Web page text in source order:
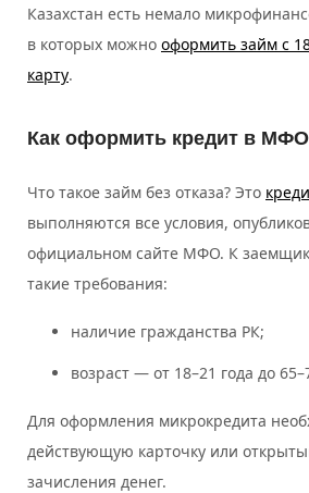
Казахстан есть немало
в которых можно оформить займ с
карту.
Как оформить кредит в
Что такое займ без отказа? Это
выполняются все условия,
официальном сайте МФО. К
такие требования:
наличие гражданства РК;
возраст — от 18–21 года до
Для оформления микрокредита
действующую карточку или
зачисления денег.